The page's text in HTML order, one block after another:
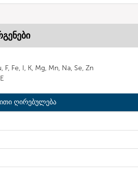
Fe, I, K, Mg, Mn, Na, Se, Zn
ღირებულება